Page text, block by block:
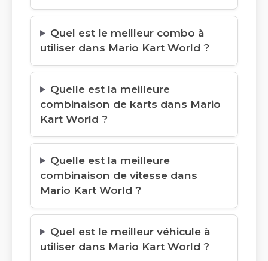
Quel est le meilleur combo à
utiliser dans Mario Kart World ?
Quelle est la meilleure
combinaison de karts dans Mario
Kart World ?
Quelle est la meilleure
combinaison de vitesse dans
Mario Kart World ?
Quel est le meilleur véhicule à
utiliser dans Mario Kart World ?